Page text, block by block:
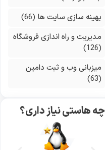
بهینه سازی سایت ها(66)
مدیریت و راه اندازی فروشگاه
میزبانی وب و ثبت دامین
چه هاستی نیاز داری؟